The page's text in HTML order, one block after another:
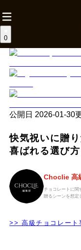
0
公開日 2026-01-30
快気祝いに贈
喜ばれる選び
Choclie 高
チョコレートに関
贈るシーンを想定
>> 高級チョコレー